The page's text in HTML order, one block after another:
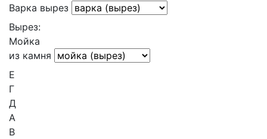
Варка вырез
Вырез:
Мойка
из камня
Е
Г
Д
А
В